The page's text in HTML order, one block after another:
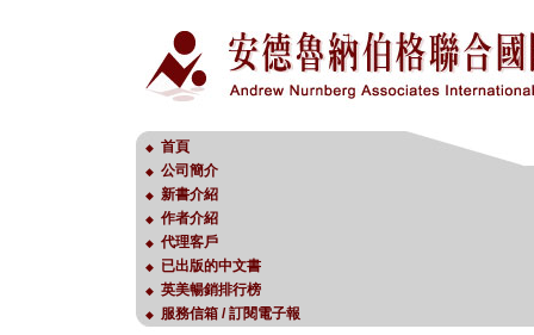
◆ 首頁
◆ 公司簡介
◆ 新書介紹
◆ 作者介紹
◆ 代理客戶
◆ 已出版的中文書
◆ 英美暢銷排行榜
◆ 服務信箱 / 訂閱電子報